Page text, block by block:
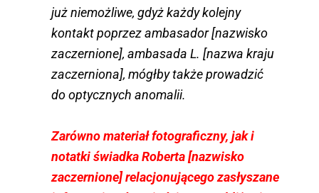
już niemożliwe, gdyż każdy kolejny
kontakt poprzez ambasador [nazwisko
zaczernione], ambasada L. [nazwa kraju
zaczerniona], mógłby także prowadzić
do optycznych anomalii.
Zarówno materiał fotograficzny, jak i
notatki świadka Roberta [nazwisko
zaczernione] relacjonującego zasłyszane